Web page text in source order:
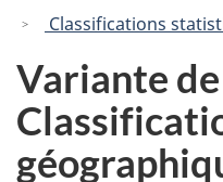
Classifications
Variante